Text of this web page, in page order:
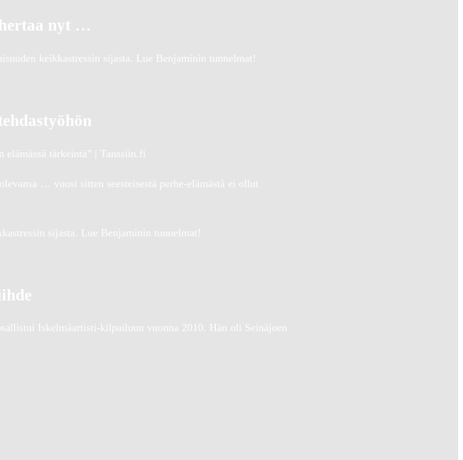
nyt …
keikkastressin sijasta. Lue Benjaminin tunnelmat!
tärkeintä” | Tanssiin.fi
… vuosi sitten seesteisestä perhe-elämästä ei ollut
sijasta. Lue Benjaminin tunnelmat!
Iskelmäartisti-kilpailuun vuonna 2010. Hän oli Seinäjoen